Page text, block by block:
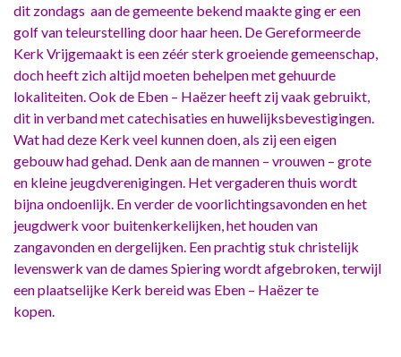
dit zondags aan de gemeente bekend maakte ging er een
golf van teleurstelling door haar heen. De Gereformeerde
Kerk Vrijgemaakt is een zéér sterk groeiende gemeenschap,
doch heeft zich altijd moeten behelpen met gehuurde
lokaliteiten. Ook de Eben – Haëzer heeft zij vaak gebruikt,
dit in verband met catechisaties en huwelijksbevestigingen.
Wat had deze Kerk veel kunnen doen, als zij een eigen
gebouw had gehad. Denk aan de mannen – vrouwen – grote
en kleine jeugdverenigingen. Het vergaderen thuis wordt
bijna ondoenlijk. En verder de voorlichtingsavonden en het
jeugdwerk voor buitenkerkelijken, het houden van
zangavonden en dergelijken. Een prachtig stuk christelijk
levenswerk van de dames Spiering wordt afgebroken, terwijl
een plaatselijke Kerk bereid was Eben – Haëzer te
kopen.